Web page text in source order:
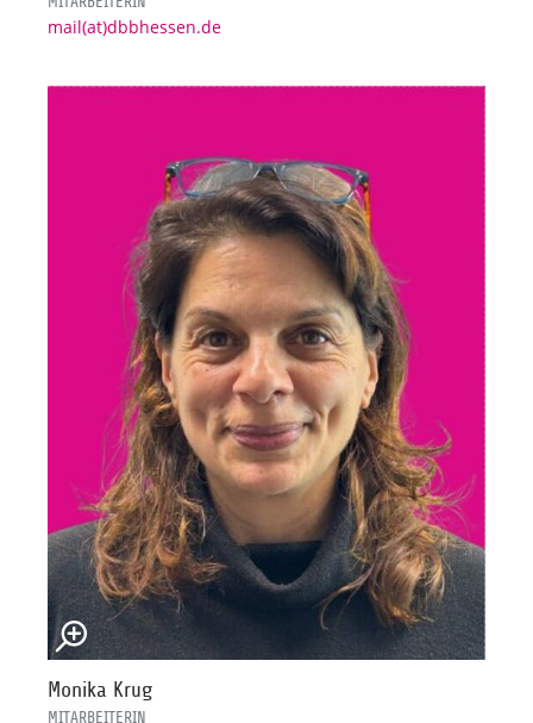
mail(at)dbbhessen.de
Monika Krug
MITARBEITERIN